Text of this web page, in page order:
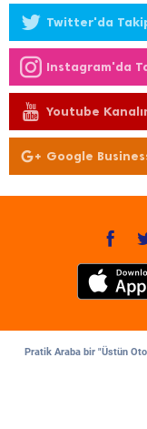
Twitter'da
Instagram'da
Youtube
Google
Pratik Araba bir "Üstün